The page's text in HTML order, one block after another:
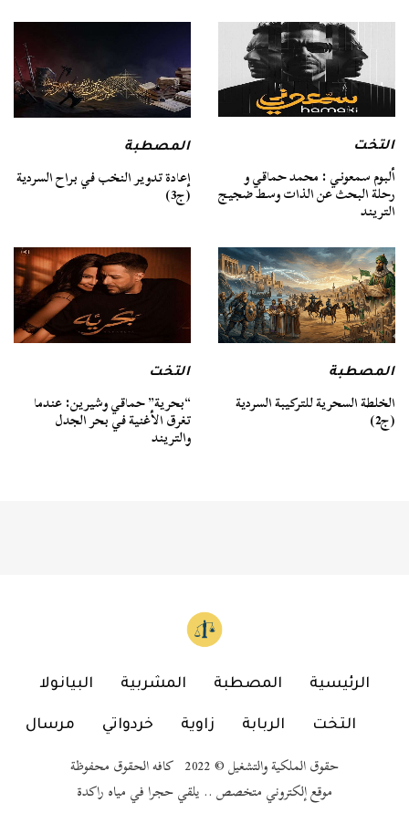
التخت
ألبوم سمعوني : محمد حماقي و
رحلة البحث عن الذات وسط ضجيج
التريند
المصطبة
إعادة تدوير النخب في براح السردية
(ج3)
المصطبة
الخلطة السحرية للتركيبة السردية
(ج2)
التخت
“بحرية” حماقي وشيرين: عندما
تغرق الأغنية في بحر الجدل
والتريند
الرئيسية المصطبة المشربية البيانولا
التخت الربابة زاوية خردواتي مرسال
حقوق الملكية والتشغيل © 2022 كافه الحقوق محفوظة
موقع إلكتروني متخصص .. يلقي حجرا في مياه راكدة